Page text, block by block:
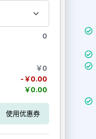
0
￥0
-￥0.00
￥0.00
使用优惠券